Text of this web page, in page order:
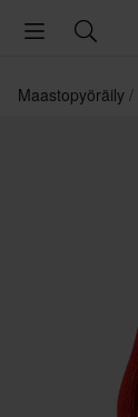
Maastopyöräily